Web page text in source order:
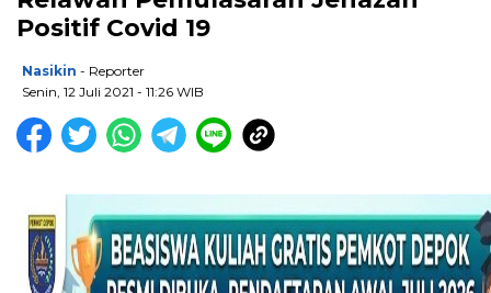
Positif Covid 19
Nasikin - Reporter
Senin, 12 Juli 2021 - 11:26 WIB